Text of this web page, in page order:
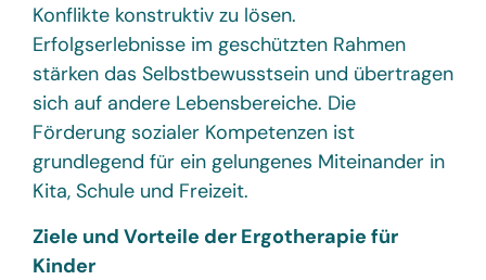
Konflikte konstruktiv zu lösen.
Erfolgserlebnisse im geschützten Rahmen
stärken das Selbstbewusstsein und übertragen
sich auf andere Lebensbereiche. Die
Förderung sozialer Kompetenzen ist
grundlegend für ein gelungenes Miteinander in
Kita, Schule und Freizeit.
Ziele und Vorteile der Ergotherapie für
Kinder